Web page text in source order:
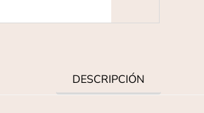
DESCRIPCIÓN